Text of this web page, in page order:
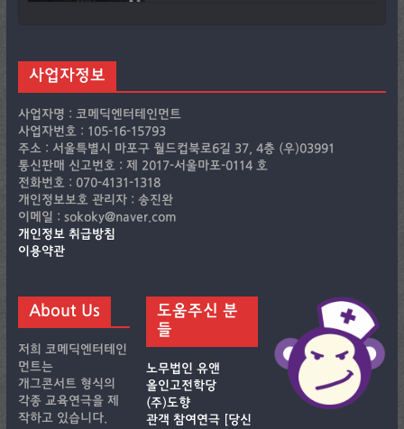
사업자정보
사업자명 : 코메딕엔터테인먼트
사업자번호 : 105-16-15793
주소 : 서울특별시 마포구 월드컵북로6길 37, 4층 (우)03991
통신판매 신고번호 : 제 2017-서울마포-0114 호
전화번호 : 070-4131-1318
개인정보보호 관리자 : 송진완
이메일 : sokoky@naver.com
개인정보 취급방침
이용약관
About Us
저희 코메딕엔터테인
먼트는
개그콘서트 형식의
각종 교육연극을 제
작하고 있습니다.
도움주신 분
들
노무법인 유앤
올인고전학당
(주)도향
관객 참여연극 [당신